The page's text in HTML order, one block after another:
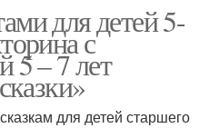
для детей 5-
с
5 – 7 лет
для детей старшего